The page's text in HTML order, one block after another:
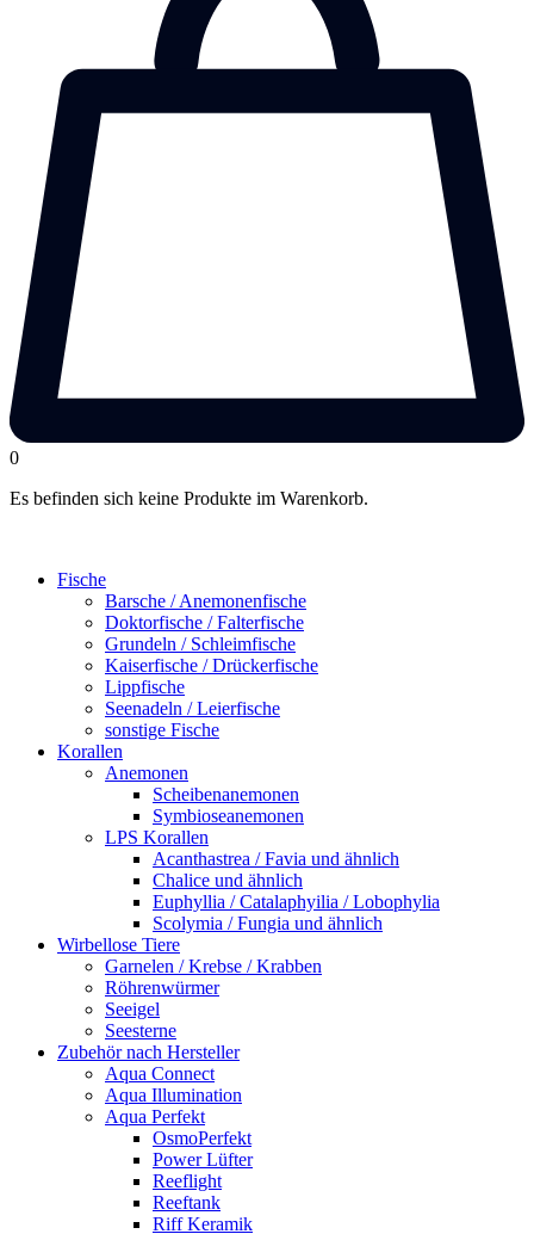
0
Es befinden sich keine Produkte im Warenkorb.
Fische
Barsche / Anemonenfische
Doktorfische / Falterfische
Grundeln / Schleimfische
Kaiserfische / Drückerfische
Lippfische
Seenadeln / Leierfische
sonstige Fische
Korallen
Anemonen
Scheibenanemonen
Symbioseanemonen
LPS Korallen
Acanthastrea / Favia und ähnlich
Chalice und ähnlich
Euphyllia / Catalaphyilia / Lobophylia
Scolymia / Fungia und ähnlich
Wirbellose Tiere
Garnelen / Krebse / Krabben
Röhrenwürmer
Seeigel
Seesterne
Zubehör nach Hersteller
Aqua Connect
Aqua Illumination
Aqua Perfekt
OsmoPerfekt
Power Lüfter
Reeflight
Reeftank
Riff Keramik